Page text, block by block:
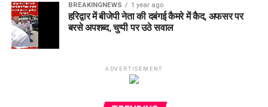
BREAKINGNEWS 1 year ago
हरिद्वार में बीजेपी नेता की दबंगई कैमरे में कैद, अफसर पर
बरसे अपशब्द, चुप्पी पर उठे सवाल
ADVERTISEMENT